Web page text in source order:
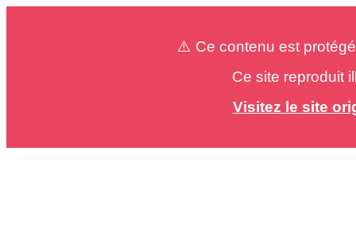
⚠️ Ce contenu est
Ce site reproduit
Visitez le site